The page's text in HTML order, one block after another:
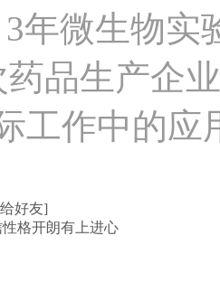
年微生物实
品生产企
工作中的应
好友]
性格开朗有上进心